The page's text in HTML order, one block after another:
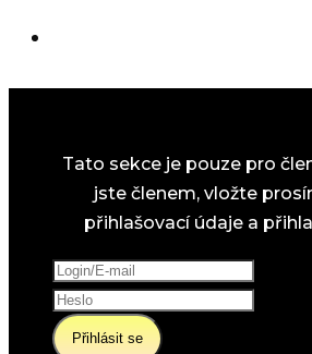
Tato sekce je pouze pro
jste členem, vložte
přihlašovací údaje a
Přihlásit se